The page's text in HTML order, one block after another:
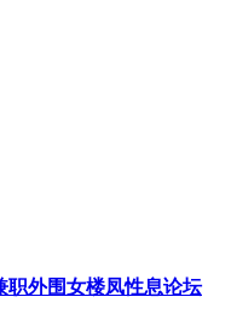
职外围女楼凤性息论坛